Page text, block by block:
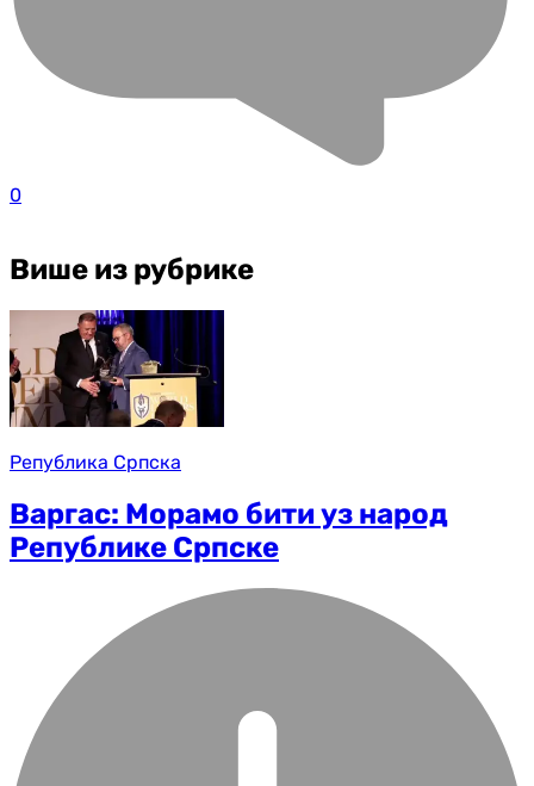
0
Више из рубрике
Република Српска
Варгас: Морамо бити уз народ
Републике Српске